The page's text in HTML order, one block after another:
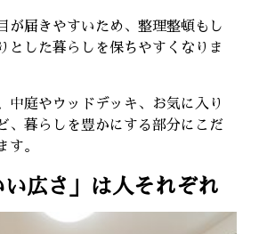
が届きやすいため、整理整頓もし
とした暮らしを保ちやすくなりま
中庭やウッドデッキ、お気に入り
、暮らしを豊かにする部分にこだ
す。
い広さ」は人それぞれ